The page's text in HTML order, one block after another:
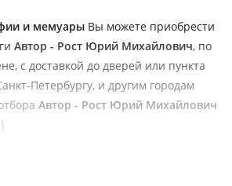
и мемуары Вы можете приобрести
Автор - Рост Юрий Михайлович, по
с доставкой до дверей или пункта
Петербургу, и другим городам
Автор - Рост Юрий Михайлович